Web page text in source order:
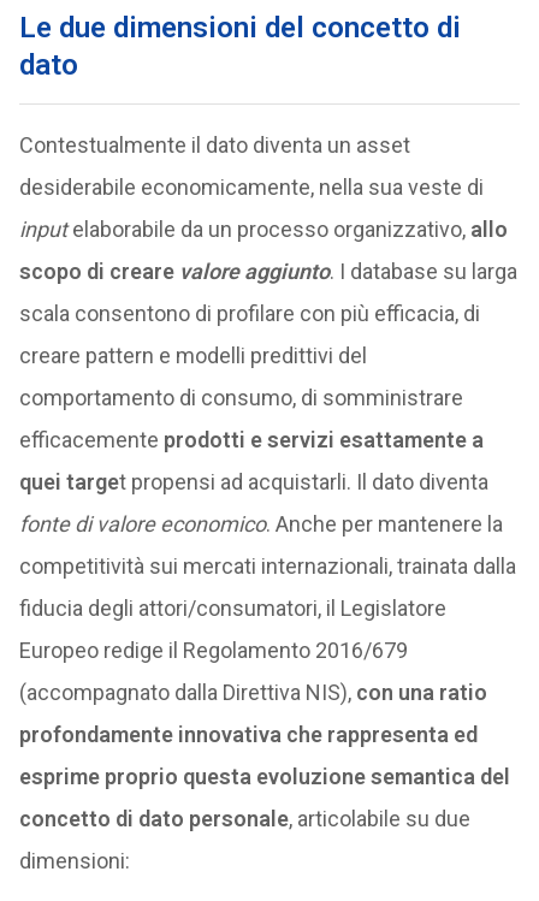
Le due dimensioni del concetto di
dato
Contestualmente il dato diventa un asset
desiderabile economicamente, nella sua veste di
inputelaborabile da un processo organizzativo, allo
scopo di creare valore aggiunto. I database su larga
scala consentono di profilare con più efficacia, di
creare pattern e modelli predittivi del
comportamento di consumo, di somministrare
efficacemente prodotti e servizi esattamente a
quei target propensi ad acquistarli. Il dato diventa
fonte di valore economico. Anche per mantenere la
competitività sui mercati internazionali, trainata dalla
fiducia degli attori/consumatori, il Legislatore
Europeo redige il Regolamento 2016/679
(accompagnato dalla Direttiva NIS), con una ratio
profondamente innovativa che rappresenta ed
esprime proprio questa evoluzione semantica del
concetto di dato personale, articolabile su due
dimensioni: